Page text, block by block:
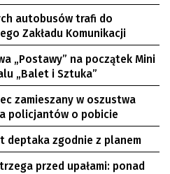
autobusów trafi do
Zakładu Komunikacji
„Postawy” na początek Mini
„Balet i Sztuka”
zamieszany w oszustwa
policjantów o pobicie
deptaka zgodnie z planem
przed upałami: ponad